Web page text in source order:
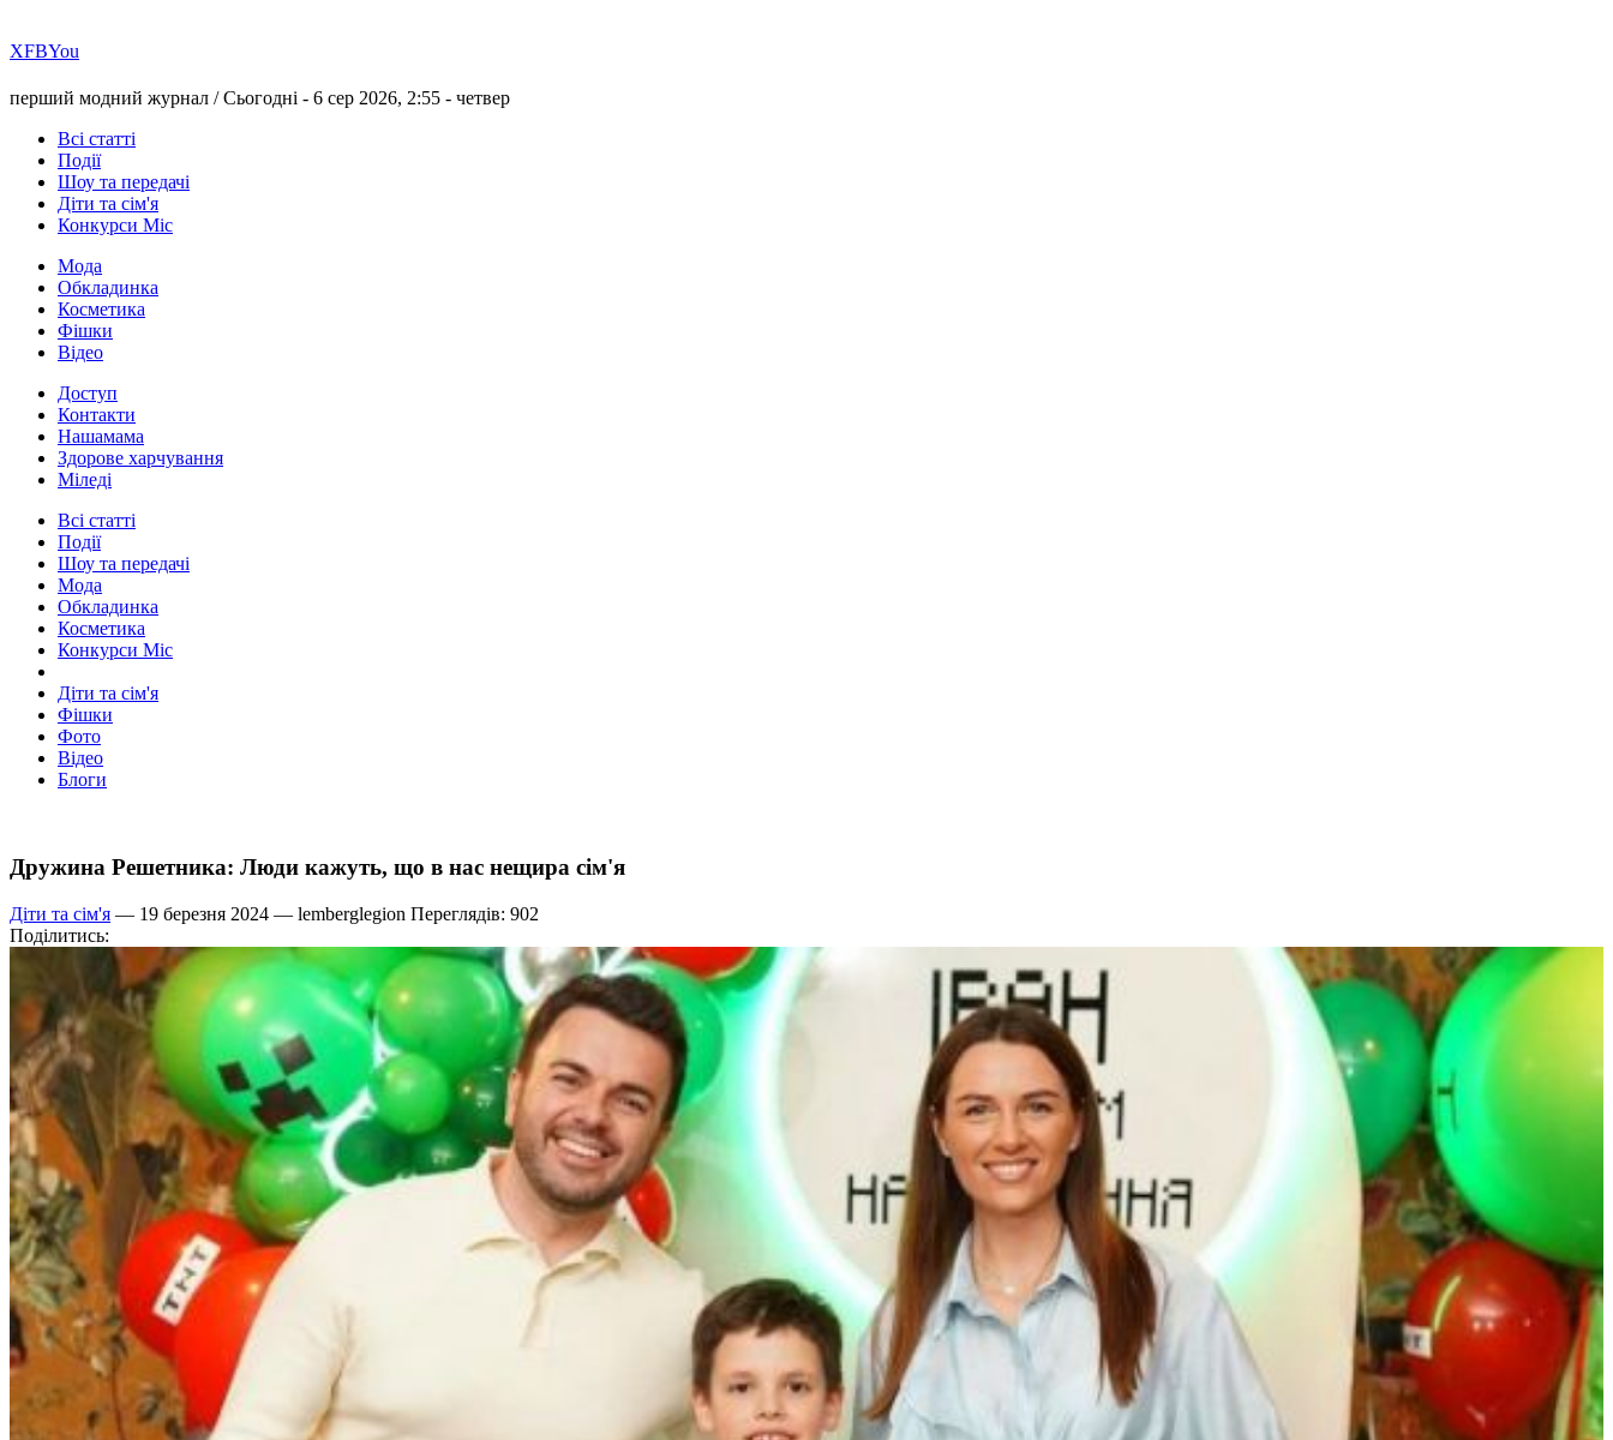
ХFBYou
перший модний журнал /Сьогодні - 6 сер 2026, 2:55 - четвер
Всі статті
Події
Шоу та передачі
Діти та сім'я
Конкурси Міс
Мода
Обкладинка
Косметика
Фішки
Відео
Доступ
Контакти
Нашамама
Здорове харчування
Міледі
Всі статті
Події
Шоу та передачі
Мода
Обкладинка
Косметика
Конкурси Міс
Діти та сім'я
Фішки
Фото
Відео
Блоги
Дружина Решетника: Люди кажуть, що в нас нещира сім'я
Діти та сім'я — 19 березня 2024 — lemberglegion Переглядів: 902
Поділитись: